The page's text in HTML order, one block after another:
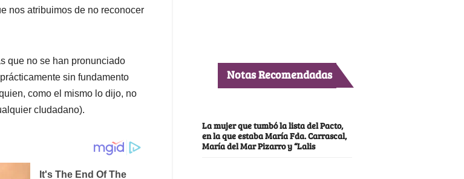
nos atribuimos de no reconocer
que no se han pronunciado
sin fundamento
como el mismo lo dijo, no
cIudadano).
Notas Recomendadas
La mujer que tumbó la lista del Pacto,
en la que estaba María Fda. Carrascal,
María del Mar Pizarro y “Lalis